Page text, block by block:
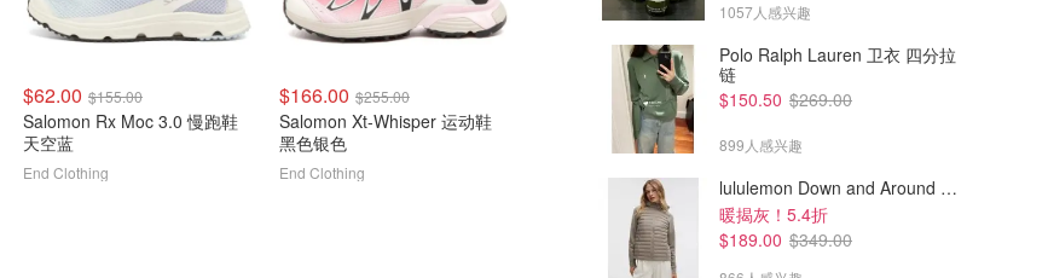
$62.00 $155.00
Salomon Rx Moc 3.0 慢跑鞋
天空蓝
End Clothing
$166.00 $255.00
Salomon Xt-Whisper 运动鞋
黑色银色
End Clothing
$155.00
Salomon Rx Moc 3.0 运动鞋
$237.00
运动鞋 紫色
1057人感兴趣
Polo Ralph Lauren 卫衣 四分拉
链
$150.50 $269.00
899人感兴趣
lululemon Down and Around 羽绒夹克
暖揭灰！5.4折
$189.00 $349.00